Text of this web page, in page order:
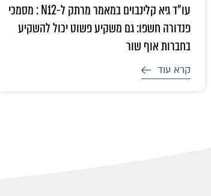
עו"ד גיא קלינבוים במאמר מרתק ל-N12 : מסמכי
פנדורה חשפו: גם משקיע פשוט יכול להשקיע
בחברות אוף שור
קרא עוד